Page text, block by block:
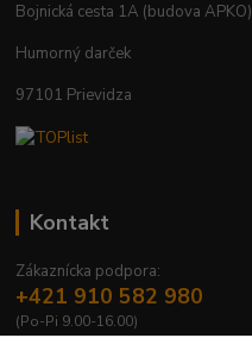
Bojnická cesta 1A (budova APKO)
Humorný darček
97101 Prievidza
Kontakt
Zákaznícka podpora:
+421 910 582 980
(Po-Pi 9.00-16.00)